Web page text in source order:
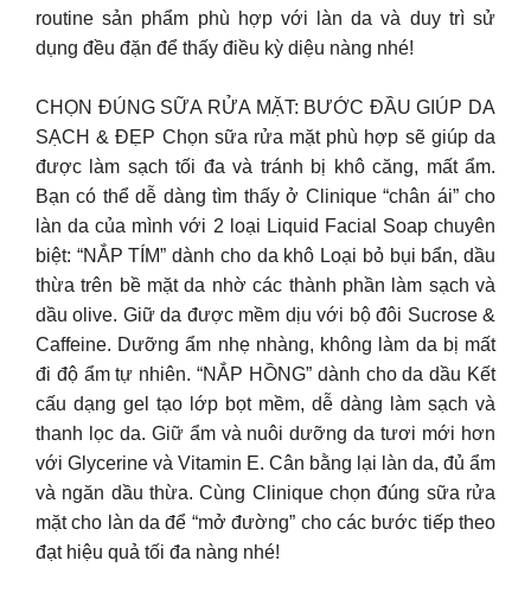
routine sản phẩm phù hợp với làn da và duy trì sử
dụng đều đặn để thấy điều kỳ diệu nàng nhé!
CHỌN ĐÚNG SỮA RỬA MẶT: BƯỚC ĐẦU GIÚP DA
SẠCH & ĐẸP Chọn sữa rửa mặt phù hợp sẽ giúp da
được làm sạch tối đa và tránh bị khô căng, mất ẩm.
Bạn có thể dễ dàng tìm thấy ở Clinique “chân ái” cho
làn da của mình với 2 loại Liquid Facial Soap chuyên
biệt: “NẮP TÍM” dành cho da khô Loại bỏ bụi bẩn, dầu
thừa trên bề mặt da nhờ các thành phần làm sạch và
dầu olive. Giữ da được mềm dịu với bộ đôi Sucrose &
Caffeine. Dưỡng ẩm nhẹ nhàng, không làm da bị mất
đi độ ẩm tự nhiên. “NẮP HỒNG” dành cho da dầu Kết
cấu dạng gel tạo lớp bọt mềm, dễ dàng làm sạch và
thanh lọc da. Giữ ẩm và nuôi dưỡng da tươi mới hơn
với Glycerine và Vitamin E. Cân bằng lại làn da, đủ ẩm
và ngăn dầu thừa. Cùng Clinique chọn đúng sữa rửa
mặt cho làn da để “mở đường” cho các bước tiếp theo
đạt hiệu quả tối đa nàng nhé!